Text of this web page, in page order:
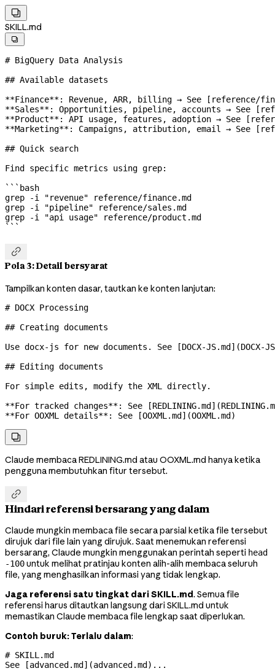

SKILL.md

# BigQuery Data Analysis
## Available datasets
**Finance**: Revenue, ARR, billing → See [ reference/
**Sales**: Opportunities, pipeline, accounts → See [
**Product**: API usage, features, adoption → See [
**Marketing**: Campaigns, attribution, email → See [
## Quick search
Find specific metrics using grep:
```bash
grep -i "revenue" reference/finance.md
grep -i "pipeline" reference/sales.md
grep -i "api usage" reference/product.md
```

Pola 3: Detail bersyarat
Tampilkan konten dasar, tautkan ke konten lanjutan:
# DOCX Processing
## Creating documents
Use docx-js for new documents. See [DOCX-JS.md](DOCX-
## Editing documents
For simple edits, modify the XML directly.
**For tracked changes**: See [REDLINING.md](
**For OOXML details**: See [OOXML.md](OOXML.md)

Claude membaca REDLINING.md atau OOXML.md hanya ketika
pengguna membutuhkan fitur tersebut.

Hindari referensi bersarang yang dalam
Claude mungkin membaca file secara parsial ketika file tersebut
dirujuk dari file lain yang dirujuk. Saat menemukan referensi
bersarang, Claude mungkin menggunakan perintah seperti head
-100untuk melihat pratinjau konten alih-alih membaca seluruh
file, yang menghasilkan informasi yang tidak lengkap.
Jaga referensi satu tingkat dari SKILL.md. Semua file
referensi harus ditautkan langsung dari SKILL.md untuk
memastikan Claude membaca file lengkap saat diperlukan.
Contoh buruk: Terlalu dalam:
# SKILL.md
See [advanced.md ](advanced.md )...